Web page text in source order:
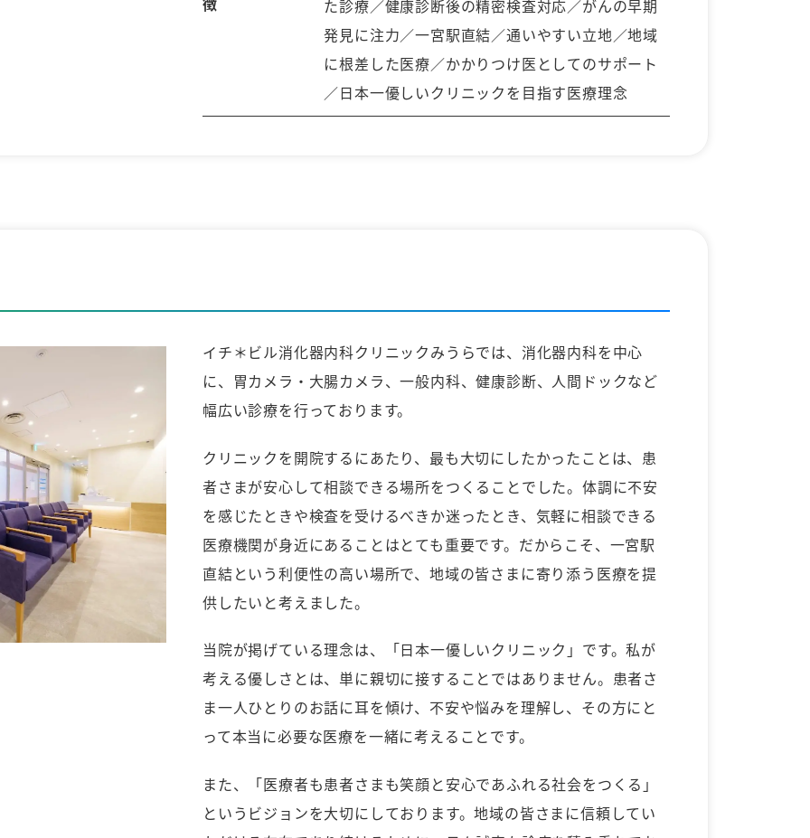
た診療／健康診断後の精密検査対応／がんの早期
発見に注力／一宮駅直結／通いやすい立地／地域
に根差した医療／かかりつけ医としてのサポート
／日本一優しいクリニックを目指す医療理念
イチ＊ビル消化器内科クリニックみうらでは、消化器内科を中心
に、胃カメラ・大腸カメラ、一般内科、健康診断、人間ドックなど
幅広い診療を行っております。
クリニックを開院するにあたり、最も大切にしたかったことは、患
者さまが安心して相談できる場所をつくることでした。体調に不安
を感じたときや検査を受けるべきか迷ったとき、気軽に相談できる
医療機関が身近にあることはとても重要です。だからこそ、一宮駅
直結という利便性の高い場所で、地域の皆さまに寄り添う医療を提
供したいと考えました。
当院が掲げている理念は、「日本一優しいクリニック」です。私が
考える優しさとは、単に親切に接することではありません。患者さ
ま一人ひとりのお話に耳を傾け、不安や悩みを理解し、その方にと
って本当に必要な医療を一緒に考えることです。
また、「医療者も患者さまも笑顔と安心であふれる社会をつくる」
というビジョンを大切にしております。地域の皆さまに信頼してい